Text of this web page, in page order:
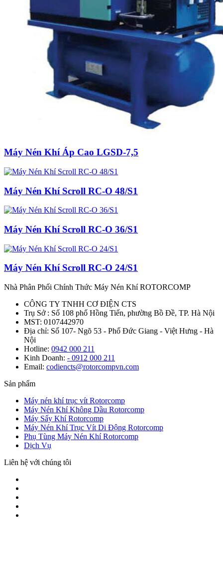
Máy Nén Khí Áp Cao LGSD-7,5
Máy Nén Khí Scroll RC-O 48/S1
Máy Nén Khí Scroll RC-O 36/S1
Máy Nén Khí Scroll RC-O 24/S1
Nhà Phân Phối Chính Thức Máy Nén Khí ROTORCOMP
CÔNG TY TNHH CƠ ĐIỆN CTS
Trụ Sở : Số 108 phố Hồng Tiến, phường Bồ Đề, TP. Hà Nội
MST: 0107442970
Địa chỉ: Số 107- Ngõ 53 - Phố Đức Giang - Việt Hưng - Hà
Nội
Hotline: 0942 000 211
Kinh Doanh: - 0912 000 211
Email: codiencts@rotorcompvn.com
Sản phẩm
Máy nén khí trục vít Rotorcomp
Máy Nén Khí Không Dầu Rotorcomp
Máy Sấy Khí Rotorcomp
Máy Nén Khí Trục Vít Di Động Rotorcomp
Phụ Tùng Máy Nén Khí Rotorcomp
Dịch Vụ
Liên hệ với chúng tôi